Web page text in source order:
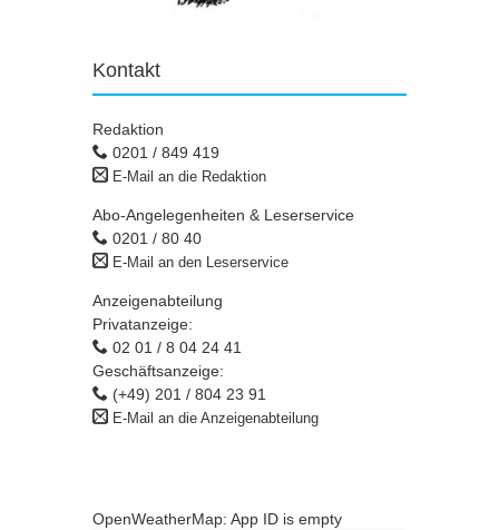
Kontakt
Redaktion
0201 / 849 419
E-Mail an die Redaktion
Abo-Angelegenheiten & Leserservice
0201 / 80 40
E-Mail an den Leserservice
Anzeigenabteilung
Privatanzeige:
02 01 / 8 04 24 41
Geschäftsanzeige:
(+49) 201 / 804 23 91
E-Mail an die Anzeigenabteilung
OpenWeatherMap: App ID is empty